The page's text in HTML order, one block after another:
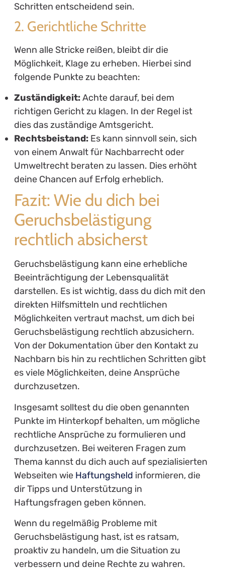
Schritten entscheidend sein.
2. Gerichtliche Schritte
Wenn alle Stricke reißen, bleibt dir die
Möglichkeit, Klage zu erheben. Hierbei sind
folgende Punkte zu beachten:
Zuständigkeit:Achte darauf, bei dem
richtigen Gericht zu klagen. In der Regel ist
dies das zuständige Amtsgericht.
Rechtsbeistand:Es kann sinnvoll sein, sich
von einem Anwalt für Nachbarrecht oder
Umweltrecht beraten zu lassen. Dies erhöht
deine Chancen auf Erfolg erheblich.
Fazit: Wie du dich bei
Geruchsbelästigung
rechtlich absicherst
Geruchsbelästigung kann eine erhebliche
Beeinträchtigung der Lebensqualität
darstellen. Es ist wichtig, dass du dich mit den
direkten Hilfsmitteln und rechtlichen
Möglichkeiten vertraut machst, um dich bei
Geruchsbelästigung rechtlich abzusichern.
Von der Dokumentation über den Kontakt zu
Nachbarn bis hin zu rechtlichen Schritten gibt
es viele Möglichkeiten, deine Ansprüche
durchzusetzen.
Insgesamt solltest du die oben genannten
Punkte im Hinterkopf behalten, um mögliche
rechtliche Ansprüche zu formulieren und
durchzusetzen. Bei weiteren Fragen zum
Thema kannst du dich auch auf spezialisierten
Webseiten wie Haftungsheld informieren, die
dir Tipps und Unterstützung in
Haftungsfragen geben können.
Wenn du regelmäßig Probleme mit
Geruchsbelästigung hast, ist es ratsam,
proaktiv zu handeln, um die Situation zu
verbessern und deine Rechte zu wahren.